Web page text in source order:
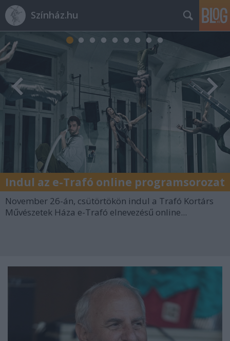
Színház.hu
Indul az e-Trafó online programsorozat
November 26-án, csütörtökön indul a Trafó Kortárs
Művészetek Háza e-Trafó elnevezésű online...